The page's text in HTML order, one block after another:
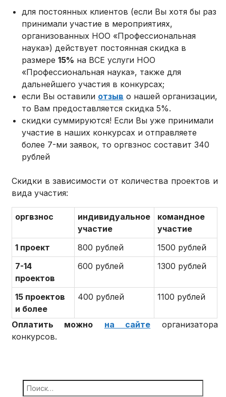
для постоянных клиентов (если Вы хотя бы раз
принимали участие в мероприятиях,
организованных НОО «Профессиональная
наука») действует постоянная скидка в
размере15% на ВСЕ услуги НОО
«Профессиональная наука», также для
дальнейшего участия в конкурсах;
если Вы оставили отзыв о нашей организации,
то Вам предоставляется скидка 5%.
скидки суммируются! Если Вы уже принимали
участие в наших конкурсах и отправляете
более 7-ми заявок, то оргвзнос составит 340
рублей
Скидки в зависимости от количества проектов и
вида участия:
оргвзнос
индивидуальное
участие
командное
участие
1 проект
800 рублей
1500 рублей
7-14
проектов
600 рублей 1300 рублей
15 проектов
и более
400 рублей 1100 рублей
Оплатить можно на сайте организатора
конкурсов.
Найти: